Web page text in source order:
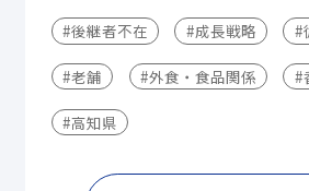
#後継者不在 #成長戦略 #
#老舗 #外食・食品関係 #
#高知県